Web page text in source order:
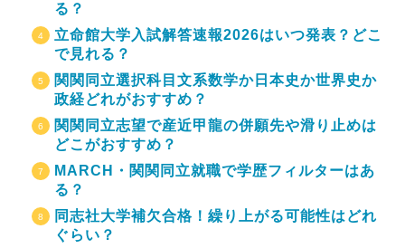
る？
立命館大学入試解答速報2026はいつ発表？どこ
で見れる？
関関同立選択科目文系数学か日本史か世界史か
政経どれがおすすめ？
関関同立志望で産近甲龍の併願先や滑り止めは
どこがおすすめ？
MARCH・関関同立就職で学歴フィルターはあ
る？
同志社大学補欠合格！繰り上がる可能性はどれ
ぐらい？